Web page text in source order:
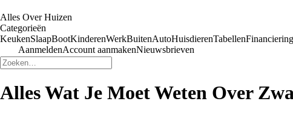
Alles Over Huizen
Categorieën
KeukenSlaapBootKinderenWerkBuitenAutoHuisdierenTabellenFinanciering
AanmeldenAccount aanmakenNieuwsbrieven
Alles Wat Je Moet Weten Over